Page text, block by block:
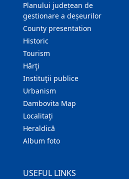
Planului județean de
gestionare a deșeurilor
County presentation
Historic
Tourism
Hărţi
Instituţii publice
Urbanism
Dambovita Map
Localitaţi
Heraldică
Album foto
USEFUL LINKS